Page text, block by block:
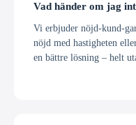
Vad händer om jag
Vi erbjuder nöjd-kund-
nöjd med hastigheten
en bättre lösning – helt